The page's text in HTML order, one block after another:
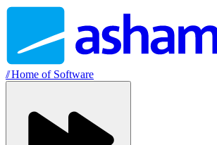
//Home of Software